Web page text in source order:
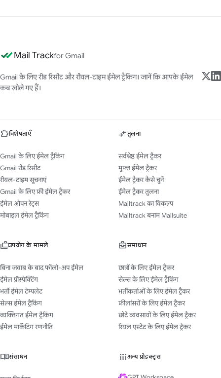
Mail Trackfor Gmail
Gmail के लिए रीड रिसीट और रीयल-टाइम ईमेल ट्रैकिंग। जानें कि आपके ईमेल
कब खोले गए हैं।
विशेषताएँ
Gmail के लिए ईमेल ट्रैकिंग
Gmail रीड रिसीट
रीयल-टाइम सूचनाएं
Gmail के लिए फ्री ईमेल ट्रैकर
ईमेल ओपन रेट्स
मोबाइल ईमेल ट्रैकिंग
तुलना
सर्वश्रेष्ठ ईमेल ट्रैकर
मुफ्त ईमेल ट्रैकर
ईमेल ट्रैकर कैसे चुनें
ईमेल ट्रैकर तुलना
Mailtrack का विकल्प
Mailtrack बनाम Mailsuite
उपयोग के मामले
बिना जवाब के बाद फॉलो-अप ईमेल
ईमेल प्रॉस्पेक्टिंग
भर्ती ईमेल टेम्पलेट
सेल्स ईमेल ट्रैकिंग
व्यक्तिगत ईमेल ट्रैकिंग
ईमेल मार्केटिंग रणनीति
समाधान
छात्रों के लिए ईमेल ट्रैकर
सेल्स के लिए ईमेल ट्रैकिंग
भर्तीकर्ताओं के लिए ईमेल ट्रैकर
फ्रीलांसरों के लिए ईमेल ट्रैकर
छोटे व्यवसायों के लिए ईमेल ट्रैकर
रियल एस्टेट के लिए ईमेल ट्रैकर
संसाधन अन्य प्रोडक्ट्स